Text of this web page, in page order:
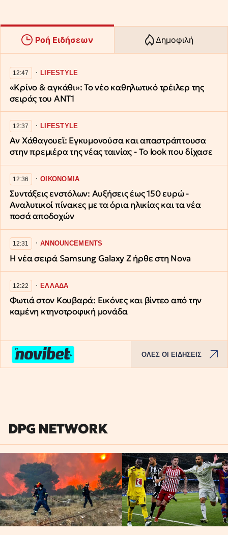
Ροή Ειδήσεων Δημοφιλή
12:47 ∙LIFESTYLE
«Κρίνο & αγκάθι»: Το νέο καθηλωτικό τρέιλερ της
σειράς του ΑΝΤ1
12:37 ∙LIFESTYLE
Αν Χάθαγουεϊ: Εγκυμονούσα και απαστράπτουσα
στην πρεμιέρα της νέας ταινίας - Το look που δίχασε
12:36 ∙ΟΙΚΟΝΟΜΙΑ
Συντάξεις ενστόλων: Αυξήσεις έως 150 ευρώ -
Αναλυτικοί πίνακες με τα όρια ηλικίας και τα νέα
ποσά αποδοχών
12:31 ∙ANNOUNCEMENTS
Η νέα σειρά Samsung Galaxy Ζ ήρθε στη Nova
12:22 ∙ΕΛΛΑΔΑ
Φωτιά στον Κουβαρά: Εικόνες και βίντεο από την
καμένη κτηνοτροφική μονάδα
ΟΛΕΣ ΟΙ ΕΙΔΗΣΕΙΣ
DPG NETWORK